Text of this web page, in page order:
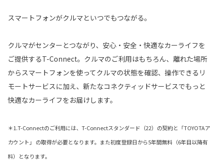
スマートフォンがクルマといつでもつながる。
クルマがセンターとつながり、安心・安全・快適なカーライフを
ご提供するT-Connect。クルマのご利用はもちろん、離れた場所
からスマートフォンを使ってクルマの状態を確認、操作できるリ
モートサービスに加え、新たなコネクティッドサービスでもっと
快適なカーライフをお届けします。
＊1.T-Connectのご利用には、T-Connectスタンダード（22）の契約と「TOYOTAア
カウント」 の取得が必要となります。また初度登録日から5年間無料（6年目以降有
料）となります。